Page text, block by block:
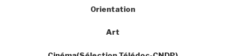
Orientation
Art